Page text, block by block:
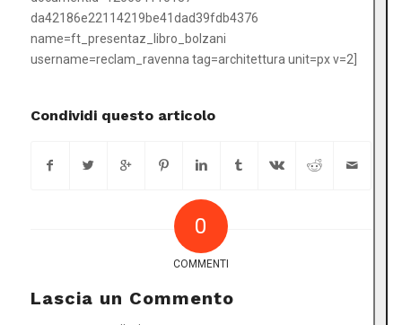
da42186e22114219be41dad39fdb4376
name=ft_presentaz_libro_bolzani
username=reclam_ravenna tag=architettura unit=px v=2]
Condividi questo articolo
0
COMMENTI
Lascia un Commento